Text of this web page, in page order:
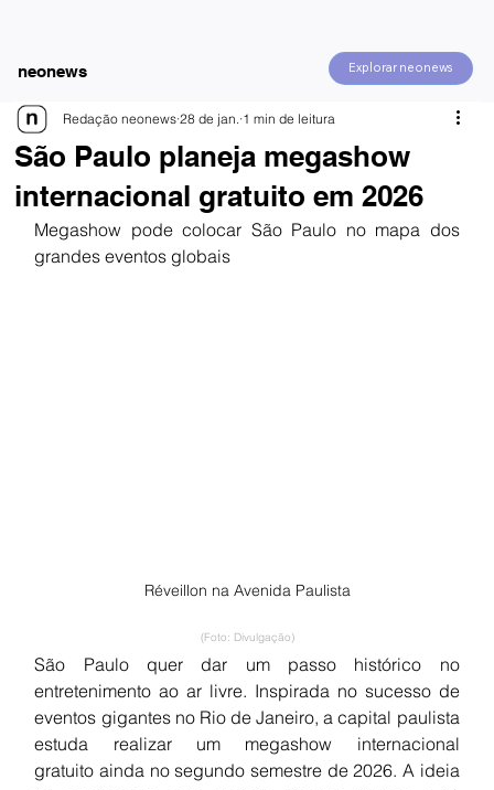
Explorar neonews
neonews
São Paulo planeja megashow
internacional gratuito em 2026
Redação neonews 28 de jan. 1 min de leitura
Megashow pode colocar São Paulo no mapa dos
grandes eventos globais
Réveillon na Avenida Paulista
(Foto: Divulgação)
São Paulo quer dar um passo histórico no
entretenimento ao ar livre. Inspirada no sucesso de
eventos gigantes no Rio de Janeiro, a capital paulista
estuda realizar um megashow internacional
gratuito ainda no segundo semestre de 2026. A ideia